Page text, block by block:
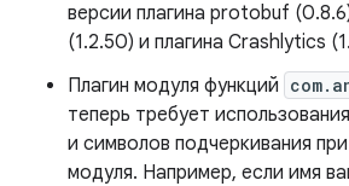
версии плагина protobuf
(1.2.50) и плагина Crashlytics
Плагин модуля функций
теперь требует
и символов подчеркивания
модуля. Например, если имя